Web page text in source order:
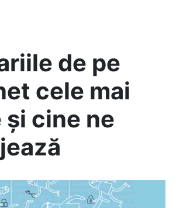
de pe
cele mai
și cine ne